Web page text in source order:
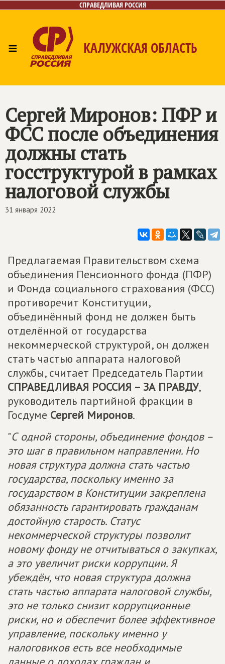
СПРАВЕДЛИВАЯ РОССИЯ
≡ КАЛУЖСКАЯ ОБЛАСТЬ
Сергей Миронов: ПФР и
ФСС после объединения
должны стать
госструктурой в рамках
налоговой службы
31 января 2022
Предлагаемая Правительством схема
объединения Пенсионного фонда (ПФР)
и Фонда социального страхования (ФСС)
противоречит Конституции,
объединённый фонд не должен быть
отделённой от государства
некоммерческой структурой, он должен
стать частью аппарата налоговой
службы, считает Председатель Партии
СПРАВЕДЛИВАЯ РОССИЯ – ЗА ПРАВДУ,
руководитель партийной фракции в
Госдуме Сергей Миронов.
"С одной стороны, объединение фондов –
это шаг в правильном направлении. Но
новая структура должна стать частью
государства, поскольку именно за
государством в Конституции закреплена
обязанность гарантировать гражданам
достойную старость. Статус
некоммерческой структуры позволит
новому фонду не отчитываться о закупках,
а это увеличит риски коррупции. Я
убеждён, что новая структура должна
стать частью аппарата налоговой службы,
это не только снизит коррупционные
риски, но и обеспечит более эффективное
управление, поскольку именно у
налоговиков есть все необходимые